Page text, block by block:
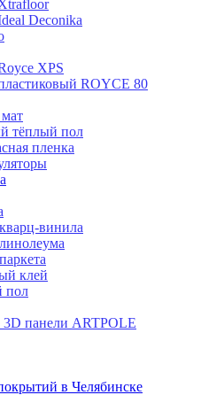
Deconika
XPS
ROYCE 80
тёплый пол
пленка
винила
клей
пол
3D панели ARTPOLE
в Челябинске